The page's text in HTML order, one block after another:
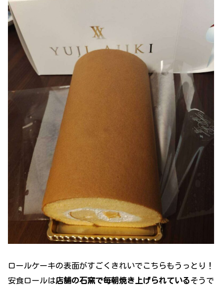
ロールケーキの表面がすごくきれいでこちらもうっとり！
安食ロールは店舗の石窯で毎朝焼き上げられているそうで